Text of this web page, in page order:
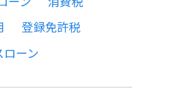
登録免許税
ローン